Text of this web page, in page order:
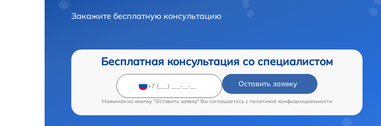
Закажите бесплатную консультацию
Бесплатная консультация со специалистом
Оставить заявку
Нажимая на кнопку "Оставить заявку" Вы соглашаетесь c политикой конфиденциальности